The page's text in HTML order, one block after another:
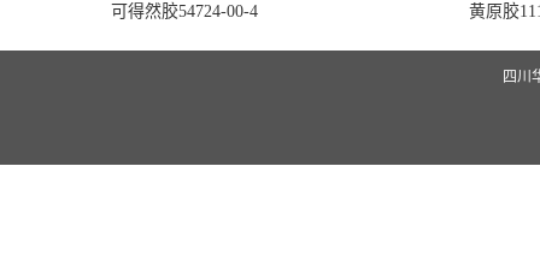
可得然胶54724-00-4 黄原胶
四川